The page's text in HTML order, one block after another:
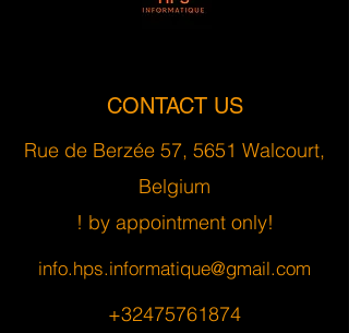
CONTACT US
Rue de Berzée 57, 5651 Walcourt,
Belgium
! by appointment only!
info.hps.informatique@gmail.com
+32475761874